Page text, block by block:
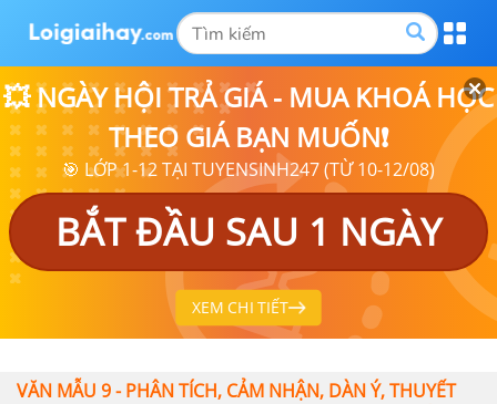
💥 NGÀY HỘI TRẢ GIÁ - MUA KHOÁ HỌC
THEO GIÁ BẠN MUỐN❗
🎯 LỚP 1-12 TẠI TUYENSINH247 (TỪ 10-12/08)
BẮT ĐẦU SAU 1 NGÀY
XEM CHI TIẾT
VĂN MẪU 9 - PHÂN TÍCH, CẢM NHẬN, DÀN Ý, THUYẾT